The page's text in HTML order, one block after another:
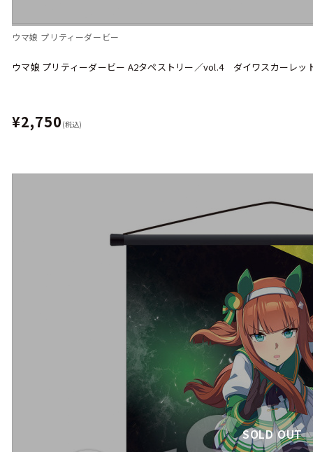
ウマ娘 プリティーダービー
ウマ娘 プリティーダービー A2タペストリー／vol.4 ダイワスカーレッ
¥2,750 (税込)
SOLD OUT